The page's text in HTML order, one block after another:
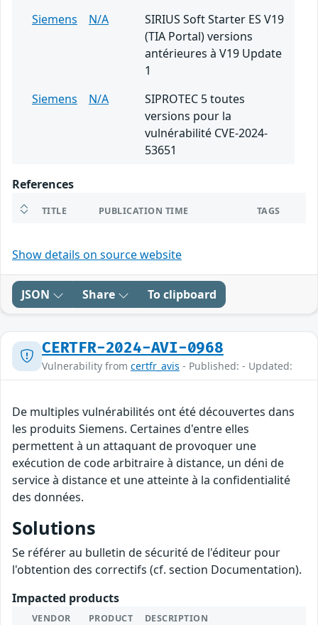
Siemens
N/A
SIRIUS Soft Starter ES V19
(TIA Portal) versions
antérieures à V19 Update
1
Siemens
N/A
SIPROTEC 5 toutes
versions pour la
vulnérabilité CVE-2024-
53651
References
TITLE PUBLICATION TIME TAGS
Show details on source website
JSON Share To clipboard
CERTFR-2024-AVI-0968
Vulnerability from certfr_avis - Published: - Updated:
De multiples vulnérabilités ont été découvertes dans
les produits Siemens. Certaines d'entre elles
permettent à un attaquant de provoquer une
exécution de code arbitraire à distance, un déni de
service à distance et une atteinte à la confidentialité
des données.
Solutions
Se référer au bulletin de sécurité de l'éditeur pour
l'obtention des correctifs (cf. section Documentation).
Impacted products
VENDOR PRODUCT DESCRIPTION